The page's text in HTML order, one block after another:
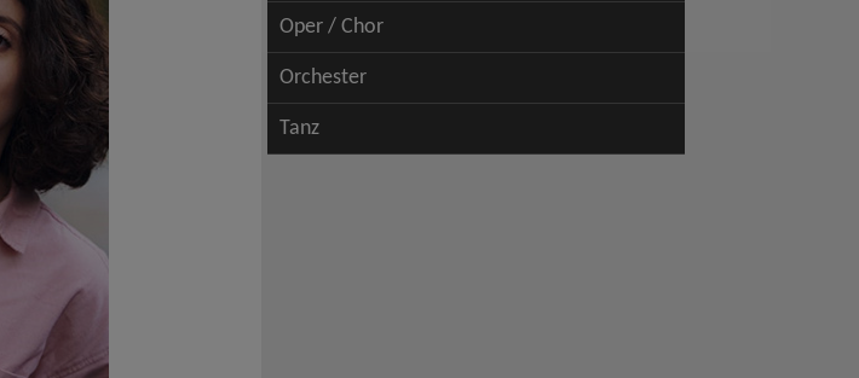
Oper / Chor
Orchester
Tanz